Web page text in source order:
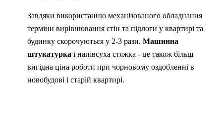
Завдяки використанню механізованого обладнання
терміни вирівнювання стін та підлоги у квартирі та
будинку скорочуються у 2-3 рази. Машинна
штукатурка і напівсуха стяжка - це також більш
вигідна ціна роботи при чорновому оздобленні в
новобудові і старій квартирі.